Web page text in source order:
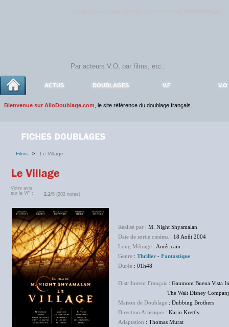
ACTUS DOUBLAGES V.F V.O
Bienvenue sur AlloDoublage.com , le site référence du doublage français.
Films > Le Village
Votre avis
sur la VF :
2.2/5 (202 notes)
Réalisé par : M. Night Shyamalan
Date de sortie cinéma : 18 Août 2004
Long Métrage : Américain
Genre : Thriller - Fantastique
Durée : 01h48
Distributeur Français : Gaumont Buena Vista
The Walt Disney Company
Maison de Doublage : Dubbing Brothers
Direction Artistique : Karin Krettly
Adaptation : Thomas Murat